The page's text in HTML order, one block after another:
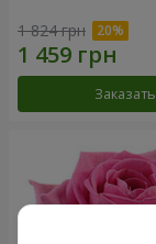
1 824 грн
Заказать